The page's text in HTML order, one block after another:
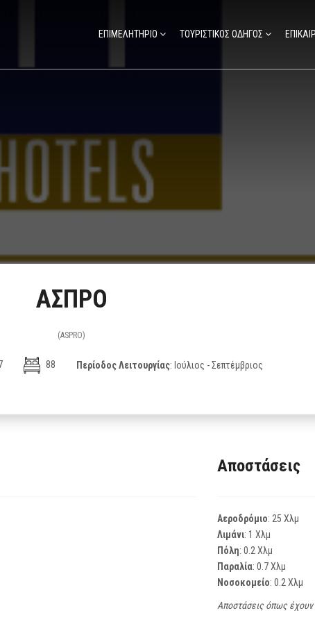
ΕΠΙΜΕΛΗΤΗΡΙΟ ΤΟΥΡΙΣΤΙΚΟΣ ΟΔΗΓΟΣ
ΑΣΠΡΟ
(ASPRO)
88 Περίοδος Λειτουργίας: Ιούλιος - Σεπτέμβριος
Αποστάσεις
Αεροδρόμιο: 25 Χλμ
Λιμάνι: 1 Χλμ
Πόλη: 0.2 Χλμ
Παραλία: 0.7 Χλμ
Νοσοκομείο: 0.2 Χλμ
Αποστάσεις όπως